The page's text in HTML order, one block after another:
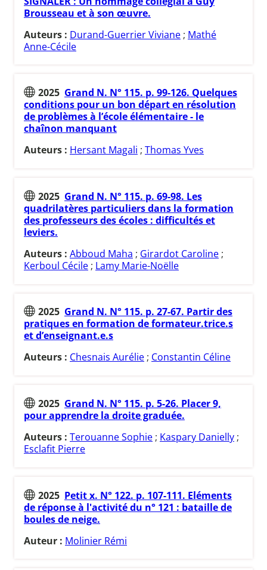
Brousseau et à son œuvre.
Auteurs : Durand-Guerrier Viviane ; Mathé
Anne-Cécile
2025 Grand N. N° 115. p. 99-126. Quelques
conditions pour un bon départ en résolution
de problèmes à l’école élémentaire - le
chaînon manquant
Auteurs : Hersant Magali ; Thomas Yves
2025 Grand N. N° 115. p. 69-98. Les
quadrilatères particuliers dans la formation
des professeurs des écoles : difficultés et
leviers.
Auteurs : Abboud Maha ; Girardot Caroline ;
Kerboul Cécile ; Lamy Marie-Noëlle
2025 Grand N. N° 115. p. 27-67. Partir des
pratiques en formation de formateur.trice.s
et d’enseignant.e.s
Auteurs : Chesnais Aurélie ; Constantin Céline
2025 Grand N. N° 115. p. 5-26. Placer 9,
pour apprendre la droite graduée.
Auteurs : Terouanne Sophie ; Kaspary Danielly ;
Esclafit Pierre
2025 Petit x. N° 122. p. 107-111. Eléments
de réponse à l'activité du n° 121 : bataille de
boules de neige.
Auteur : Molinier Rémi